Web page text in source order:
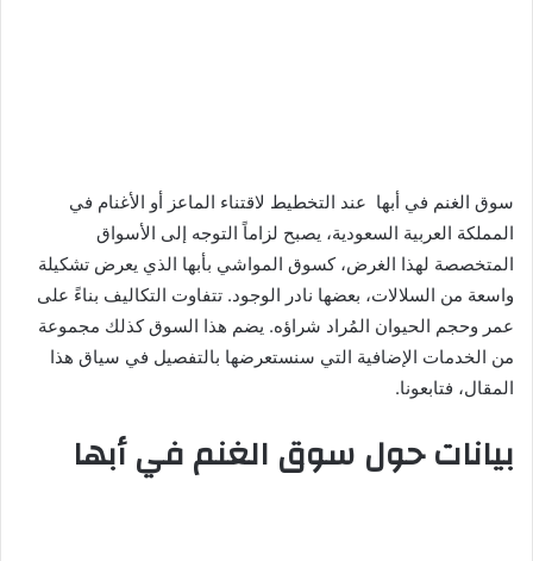
سوق الغنم في أبها عند التخطيط لاقتناء الماعز أو الأغنام في
المملكة العربية السعودية، يصبح لزاماً التوجه إلى الأسواق
المتخصصة لهذا الغرض، كسوق المواشي بأبها الذي يعرض تشكيلة
واسعة من السلالات، بعضها نادر الوجود. تتفاوت التكاليف بناءً على
عمر وحجم الحيوان المُراد شراؤه. يضم هذا السوق كذلك مجموعة
من الخدمات الإضافية التي سنستعرضها بالتفصيل في سياق هذا
المقال، فتابعونا.
بيانات حول سوق الغنم في أبها